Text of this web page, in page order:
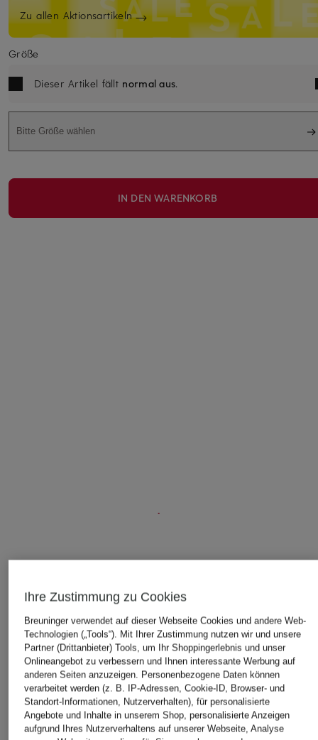
Zu allen Aktionsartikeln
Größe
Dieser Artikel fällt normal aus.
Bitte Größe wählen
IN DEN WARENKORB
Ihre Zustimmung zu Cookies
Breuninger verwendet auf dieser Webseite Cookies und andere Web-
Technologien („Tools“). Mit Ihrer Zustimmung nutzen wir und unsere
Partner (Drittanbieter) Tools, um Ihr Shoppingerlebnis und unser
Onlineangebot zu verbessern und Ihnen interessante Werbung auf
anderen Seiten anzuzeigen. Personenbezogene Daten können
verarbeitet werden (z. B. IP-Adressen, Cookie-ID, Browser- und
Standort-Informationen, Nutzerverhalten), für personalisierte
Angebote und Inhalte in unserem Shop, personalisierte Anzeigen
aufgrund Ihres Nutzerverhaltens auf unserer Webseite, Analyse